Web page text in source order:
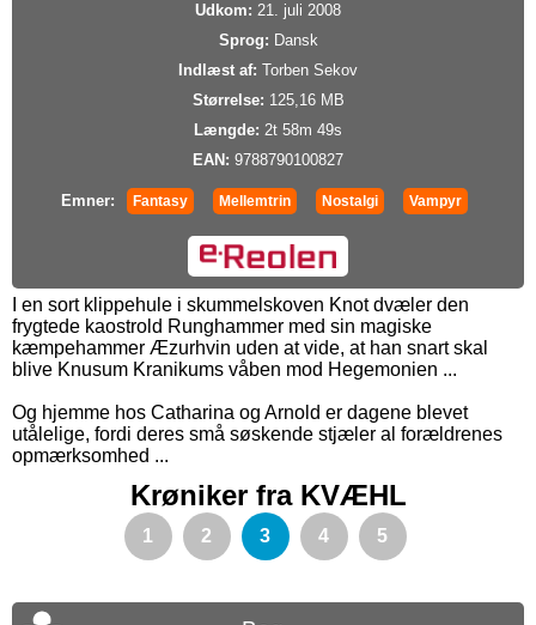
Udkom: 21. juli 2008
Sprog: Dansk
Indlæst af: Torben Sekov
Størrelse: 125,16 MB
Længde: 2t 58m 49s
EAN: 9788790100827
Emner: Fantasy Mellemtrin Nostalgi Vampyr
I en sort klippehule i skummelskoven Knot dvæler den
frygtede kaostrold Runghammer med sin magiske
kæmpehammer Æzurhvin uden at vide, at han snart skal
blive Knusum Kranikums våben mod Hegemonien ...
Og hjemme hos Catharina og Arnold er dagene blevet
utålelige, fordi deres små søskende stjæler al forældrenes
opmærksomhed ...
Krøniker fra KVÆHL
1 2 3 4 5